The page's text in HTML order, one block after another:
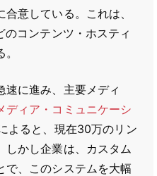
意している。これは、
コンテンツ・ホスティ
速に進み、主要メディ
ディア・コミュニケーシ
よると、現在30万のリン
しかし企業は、カスタム
で、このシステムを大幅